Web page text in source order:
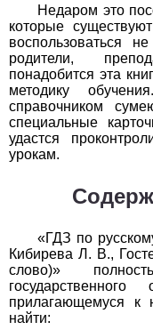
2 3 4
1
2 3 4
1
2
2 3 4
1
2 3 4
Недаром это
которые
воспользоваться
родители,
понадобится эта
методику
справочником
специальные
удастся
урокам.
«ГДЗ по
Кибирева Л. В.,
слово)»
прилагающемуся к
найти: